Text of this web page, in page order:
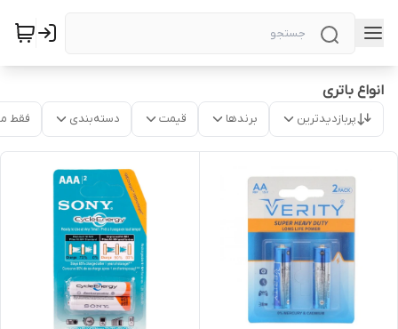
انواع باتری
پربازدیدترین برندها قیمت دسته‌بندی فقط